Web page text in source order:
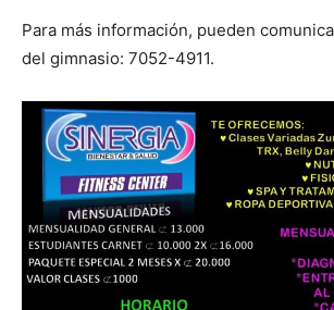
Para más información, pueden
del gimnasio: 7052-4911.